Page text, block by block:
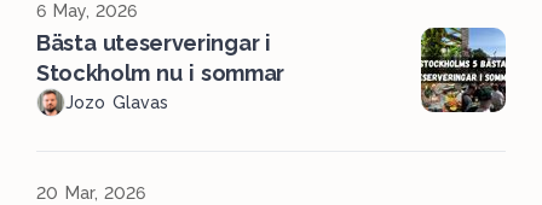
6 May, 2026
Bästa uteserveringar i
Stockholm nu i sommar
Jozo Glavas
20 Mar, 2026